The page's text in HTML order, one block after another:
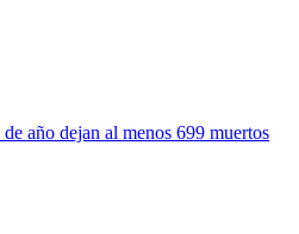
año dejan al menos 699 muertos